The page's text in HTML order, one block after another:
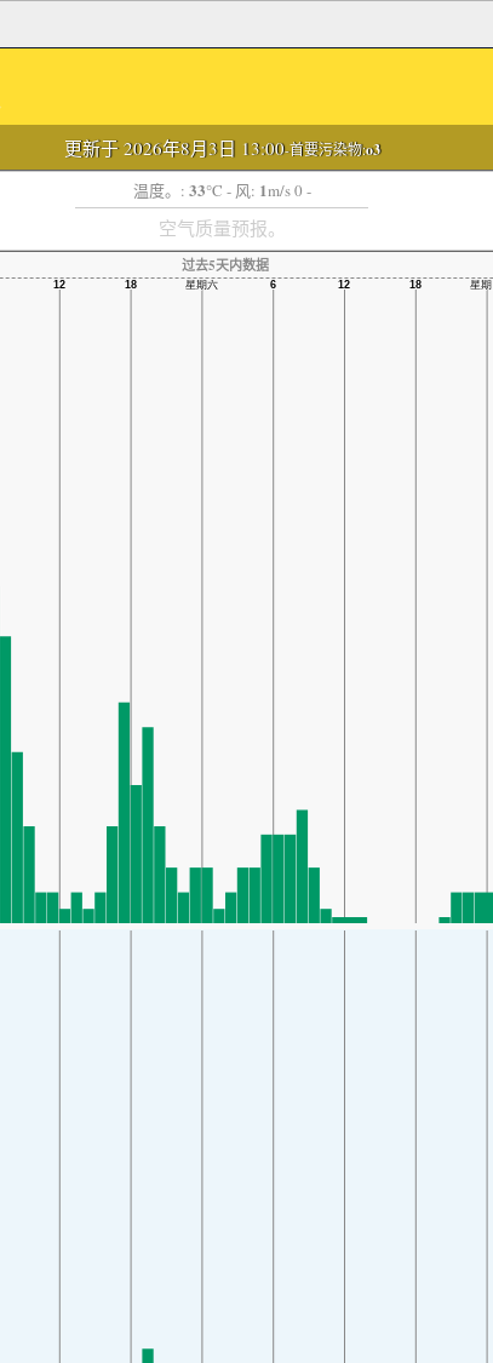
更新于 2026年8月3日 13:00-首要污染物:o3
温度。: 33°C - 风: 1m/s 0 -
空气质量预报。
过去5天内数据